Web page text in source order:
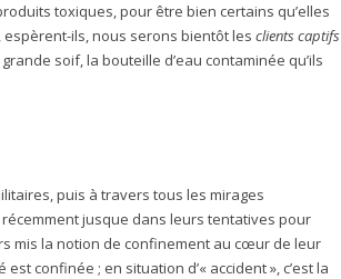
toxiques, pour être bien certains qu’elles
espèrent-ils, nous serons bientôt les clients captifs
soif, la bouteille d’eau contaminée qu’ils
puis à travers tous les mirages
jusque dans leurs tentatives pour
mis la notion de confinement au cœur de leur
confinée ; en situation d’« accident », c’est la